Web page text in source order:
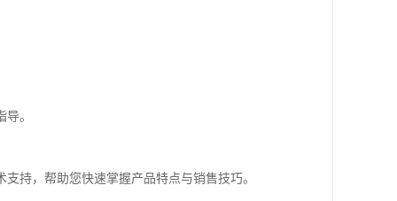
。
持，帮助您快速掌握产品特点与销售技巧。